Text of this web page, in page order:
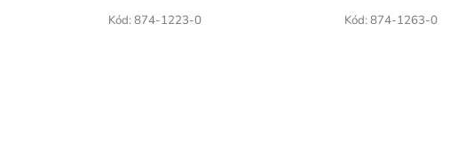
Kód: 874-1223-0 Kód: 874-1263-0